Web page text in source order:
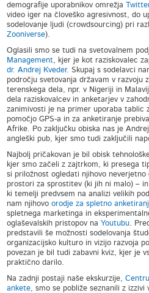
demografije uporabnikov omrežja
video iger na človeško agresivnost, do
sodelovanje ljudi (crowdsourcing) pri
Zooniverse).
Oglasili smo se tudi na svetovalnem
Management, kjer je kot raziskovalec
dr. Andrej Kveder. Skupaj s sodelavci
področju svetovanja državam v razvoju
terenskega dela, npr. v Nigeriji in
dela raziskovalcev in anketarjev v
zanimivosti je na primer uporaba tablic
pomočjo GPS-a in za anketiranje
Afrike. Po zaključku obiska nas je
angleški pub, kjer smo tudi zaključili
Najbolj pričakovan je bil obisk
kjer smo začeli z zajtrkom, ki presega
si priložnost ogledati njihovo neverjetno
prostori za sprostitev (ki jih ni malo) –
ki temelji predvsem na analizi velikih
nam njihovoorodje za spletno
spletnega marketinga in
oglaševalskih pristopov naYoutubu.
predstavili še možnosti sodelovanja
organizacijsko kulturo in vizijo razvoja
povezan je bil tudi zabavni kviz, kjer je
praktično darilo.
Na zadnji postaji naše ekskurzije,
ankete, smo se pobliže seznanili z izzivi